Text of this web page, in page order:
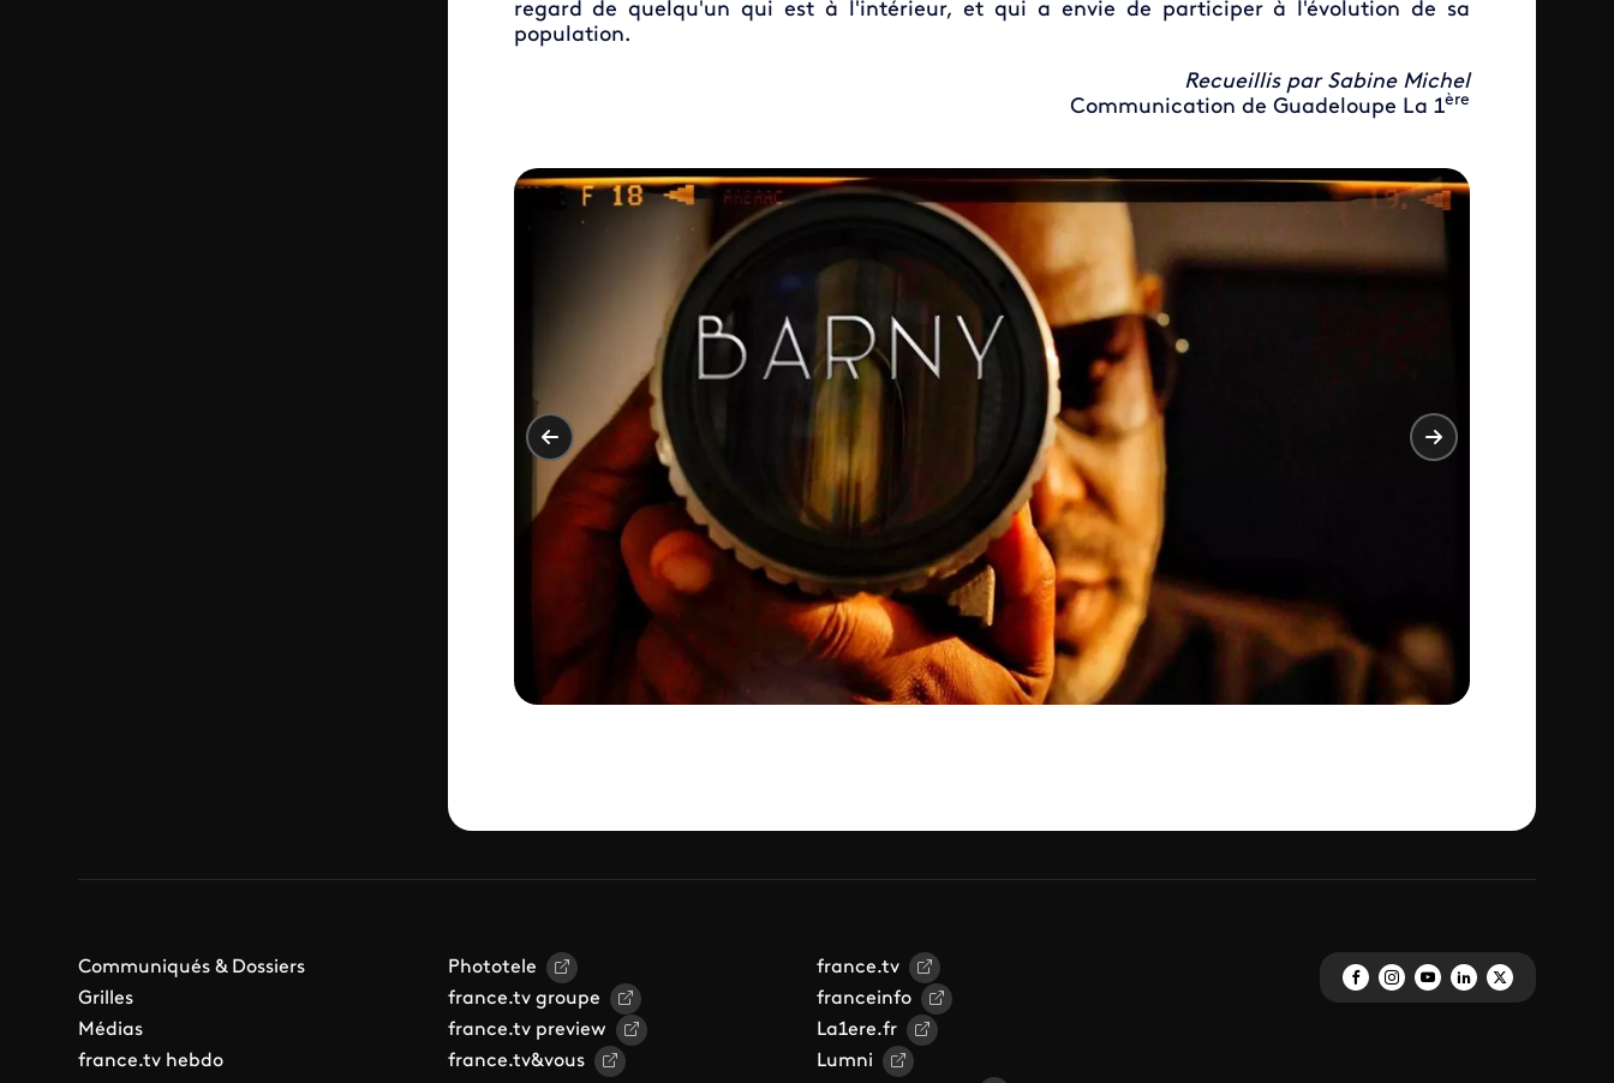
regard de quelqu'un qui est à l'intérieur, et qui a envie de participer à l'évolution de sa
population.
Recueillis par Sabine Michel
Communication de Guadeloupe La 1ère
Communiqués & Dossiers
Grilles
Médias
france.tv hebdo
Phototele
france.tv groupe
france.tv preview
france.tv&vous
france.tv
franceinfo
La1ere.fr
Lumni